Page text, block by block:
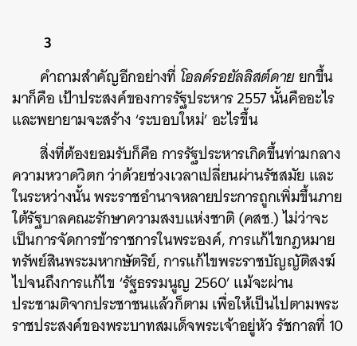
3
คำถามสำคัญอีกอย่างที่ โอลด์รอยัลลิสต์ดายยกขึ้น
มาก็คือ เป้าประสงค์ของการรัฐประหาร 2557 นั้นคืออะไร
และพยายามจะสร้าง ‘ระบอบใหม่’ อะไรขึ้น
สิ่งที่ต้องยอมรับก็คือ การรัฐประหารเกิดขึ้นท่ามกลาง
ความหวาดวิตก ว่าด้วยช่วงเวลาเปลี่ยนผ่านรัชสมัย และ
ในระหว่างนั้น พระราชอำนาจหลายประการถูกเพิ่มขึ้นภาย
ใต้รัฐบาลคณะรักษาความสงบแห่งชาติ (คสช.) ไม่ว่าจะ
เป็นการจัดการข้าราชการในพระองค์, การแก้ไขกฎหมาย
ทรัพย์สินพระมหากษัตริย์, การแก้ไขพระราชบัญญัติสงฆ์
ไปจนถึงการแก้ไข ‘รัฐธรรมนูญ 2560’ แม้จะผ่าน
ประชามติจากประชาชนแล้วก็ตาม เพื่อให้เป็นไปตามพระ
ราชประสงค์ของพระบาทสมเด็จพระเจ้าอยู่หัว รัชกาลที่ 10